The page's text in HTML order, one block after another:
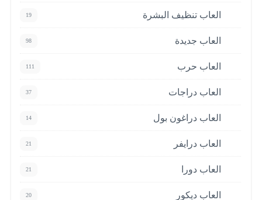
العاب تنظيف البشرة 19
العاب جديدة 98
العاب حرب 111
العاب دراجات 37
العاب دراغون بول 14
العاب درايفر 21
العاب دورا 21
العاب ديكور 20